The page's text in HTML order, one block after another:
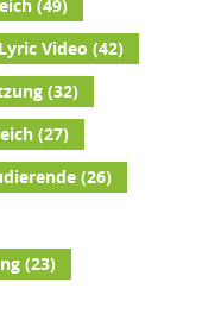
(49)
Lyric Video (42)
(32)
(27)
(26)
(23)